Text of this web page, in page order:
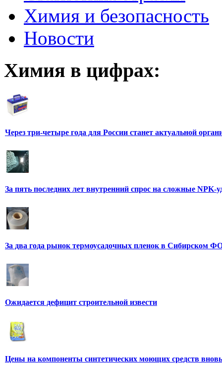
Химия и безопасность
Новости
Химия в цифрах:
Через три-четыре года для России станет актуальной
За пять последних лет внутренний спрос на сложные NPK-
За два года рынок термоусадочных пленок в Сибирском
Ожидается дефицит строительной извести
Цены на компоненты синтетических моющих средств